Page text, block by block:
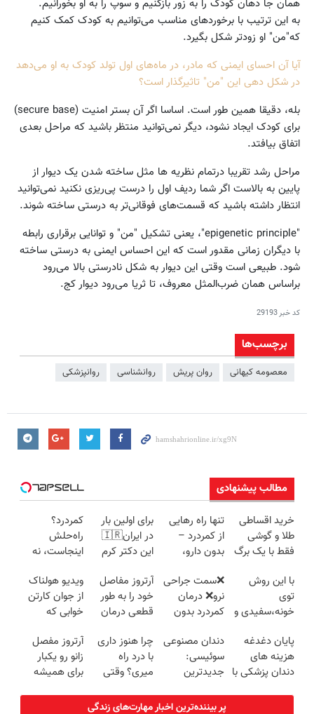
همان جا دهان کودک را به زور بازکنیم و سوپ را به او بخورانیم.
به این ترتیب با برخوردهای مناسب می‌توانیم به کودک کمک کنیم
که"من" او زودتر شکل بگیرد.
آیا آن احسای ایمنی که مادر، در ماه‌های اول تولد کودک به او می‌دهد
در شکل دهی این "من" تاثیر‌گذار است؟
بله، دقیقا همین طور است. اساسا اگر آن بستر امنیت (secure base)
برای کودک ایجاد نشود، دیگر نمی‌توانید منتظر باشید که مراحل بعدی
اتفاق بیافتد.
مراحل رشد تقریبا درتمام نظریه ها مثل ساخته‌‌ ‌شدن یک دیوار از
پایین به بالاست اگر شما ردیف اول را درست پی‌ریزی نکنید نمی‌توانید
انتظار داشته باشید که قسمت‌های فوقانی‌تر به درستی ساخته شوند.
"epigenetic principle"، یعنی تشکیل "من" و توانایی برقراری رابطه
با دیگران زمانی مقدور است که این احساس ایمنی به درستی ساخته
شود. طبیعی است وقتی این دیوار به شکل نادرستی بالا می‌رود
بر‌اساس همان ضرب‌المثل معروف، تا ثریا می‌رود دیوار کج.
کد خبر29193
برچسب‌ها
معصومه کیهانی روان‌ پریش روانشناسی روانپزشکی
مطالب پیشنهادی
خرید اقساطی
طلا و گوشی
فقط با یک برگ
تنها راه رهایی
از کمردرد –
بدون دارو،
«فرم پر کن»
برای اولین بار
در ایران🇮🇷
این دکتر کرم
روزه ساخت!
کمردرد؟
راه‌حلش
اینجاست، نه
با این روش
توی
خونه،سفیدی و
برگردون
(40%off)
❌سمت جراحی
نرو❌ درمان
کمردرد بدون
آرتروز مفاصل
خود را به طور
قطعی درمان
◗پرسش‌نامه◖
ویدیو هولناک
از جوان کارتن
خوابی که
آموزش رایگان
پایان دغدغه
هزینه های
دندان پزشکی با
دندان مصنوعی
سوئیسی:
جدیدترین
سبک و مقاوم |
چرا هنوز داری
با درد راه
میری؟ وقتی
پاته!
آرتروز مفصل
زانو رو یکبار
برای همیشه
پر بیننده‌ترین اخبار مهارت‌های زندگی